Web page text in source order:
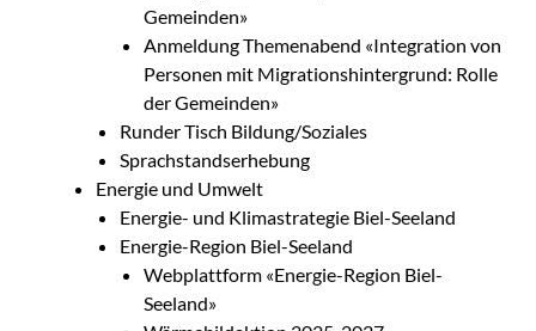
Gemeinden»
Anmeldung Themenabend «Integration von
Personen mit Migrationshintergrund: Rolle
der Gemeinden»
Runder Tisch Bildung/Soziales
Sprachstandserhebung
Energie und Umwelt
Energie- und Klimastrategie Biel-Seeland
Energie-Region Biel-Seeland
Webplattform «Energie-Region Biel-
Seeland»